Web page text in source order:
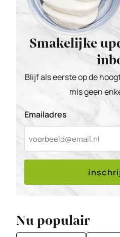
Smakelijke
Blijf als eerste op de
mis geen
Emailadres
Nu populair